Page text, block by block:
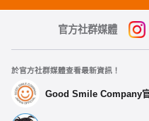
官方社群媒體
於官方社群媒體查看最新資訊！
Good Smile Company官